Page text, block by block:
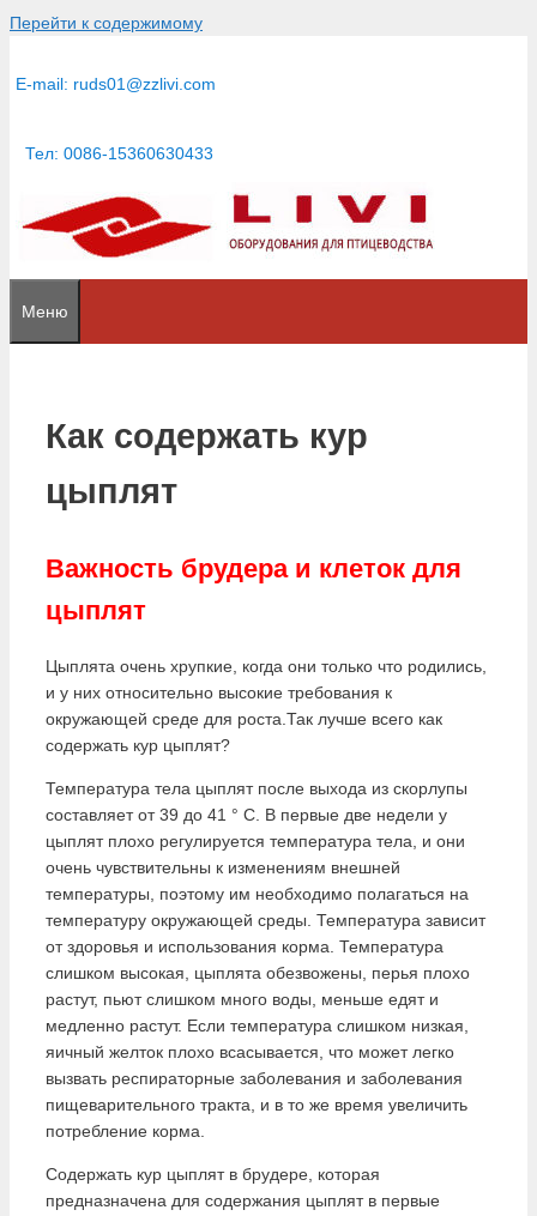
Перейти к содержимому
E-mail: ruds01@zzlivi.com
Тел: 0086-15360630433
Меню
Как содержать кур
цыплят
Важность брудера и клеток для
цыплят
Цыплята очень хрупкие, когда они только что родились,
и у них относительно высокие требования к
окружающей среде для роста.Так лучше всего как
содержать кур цыплят?
Температура тела цыплят после выхода из скорлупы
составляет от 39 до 41 ° C. В первые две недели у
цыплят плохо регулируется температура тела, и они
очень чувствительны к изменениям внешней
температуры, поэтому им необходимо полагаться на
температуру окружающей среды. Температура зависит
от здоровья и использования корма. Температура
слишком высокая, цыплята обезвожены, перья плохо
растут, пьют слишком много воды, меньше едят и
медленно растут. Если температура слишком низкая,
яичный желток плохо всасывается, что может легко
вызвать респираторные заболевания и заболевания
пищеварительного тракта, и в то же время увеличить
потребление корма.
Содержать кур цыплят в брудере, которая
предназначена для содержания цыплят в первые